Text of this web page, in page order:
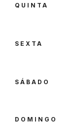
QUINTA
SEXTA
SÁBADO
DOMINGO